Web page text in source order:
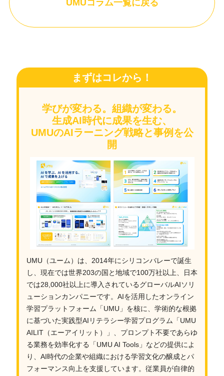
UMUコラム一覧に戻る
まずはコレから！
学びが変わる。組織が変わる。
生成AI時代に成果を生む、
UMUのAIラーニング戦略と事例を公
開
UMU（ユーム）は、2014年にシリコンバレーで誕生
し、現在では世界203の国と地域で100万社以上、日本
では28,000社以上に導入されているグローバルAIソリ
ューションカンパニーです。AIを活用したオンライン
学習プラットフォーム「UMU」を核に、学術的な根拠
に基づいた実践型AIリテラシー学習プログラム「UMU
AILIT（エーアイリット）」、プロンプト不要であらゆ
る業務を効率化する「UMU AI Tools」などの提供によ
り、AI時代の企業や組織における学習文化の醸成とパ
フォーマンス向上を支援しています。従業員が自律的